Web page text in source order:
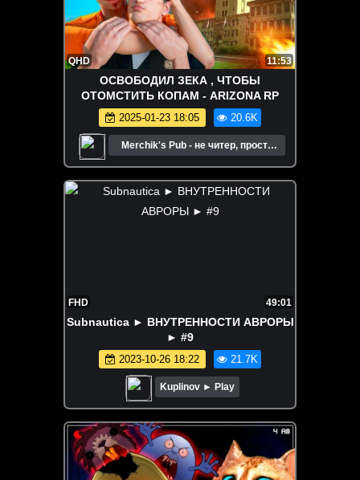
QHD 11:53
ОСВОБОДИЛ ЗЕКА , ЧТОБЫ
ОТОМСТИТЬ КОПАМ - ARIZONA RP
2025-01-23 18:05 20.6K
Merchik's Pub - не читер, просто
хорошо играю.
FHD 49:01
Subnautica ► ВНУТРЕННОСТИ АВРОРЫ
► #9
2023-10-26 18:22 21.7K
Kuplinov ► Play